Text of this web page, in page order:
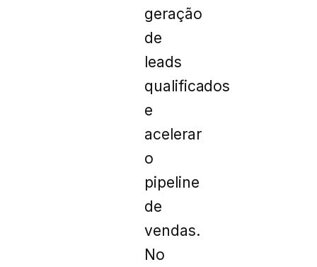
geração
de
leads
qualificados
e
acelerar
o
pipeline
de
vendas.
No